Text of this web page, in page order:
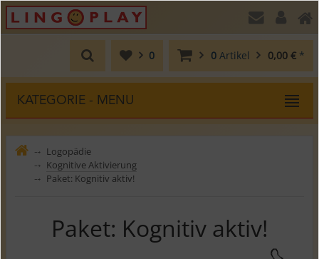
0 Artikel 0,00 € *
0
KATEGORIE - MENU
⤍ Logopädie
⤍ Kognitive Aktivierung
⤍ Paket: Kognitiv aktiv!
Paket: Kognitiv aktiv!